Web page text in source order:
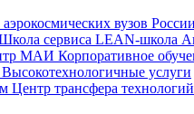
вузов России
сервиса LEAN-школа
МАИ Корпоративное
Высокотехнологичные услуги
Центр трансфера технологий